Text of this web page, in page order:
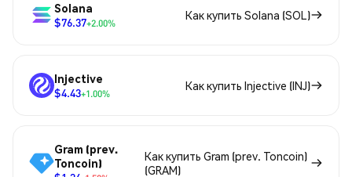
Solana
$76.37+2.00%
Как купить Solana (SOL)
Injective
$4.43+1.00%
Как купить Injective (INJ)
Gram (prev.
Toncoin)
Как купить Gram (prev. Toncoin)
(GRAM)